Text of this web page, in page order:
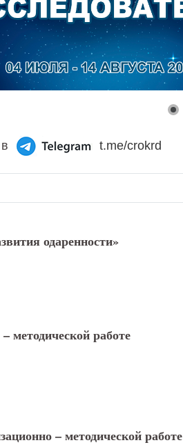
t.me/crokrd
одаренности»
методической работе
– методической работе